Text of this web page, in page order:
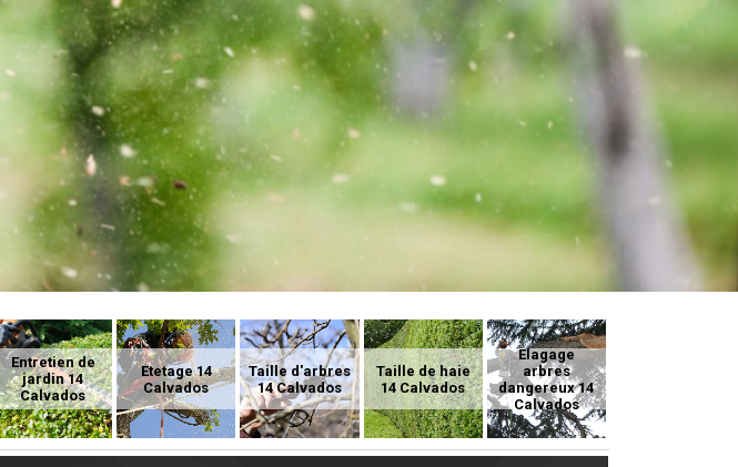
Entretien de
jardin 14
Calvados
Etetage 14
Calvados
Taille d'arbres
14 Calvados
Taille de haie
14 Calvados
Elagage
arbres
dangereux 14
Calvados